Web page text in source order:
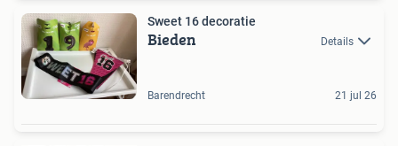
Sweet 16 decoratie
Bieden Details
Barendrecht 21 jul 26